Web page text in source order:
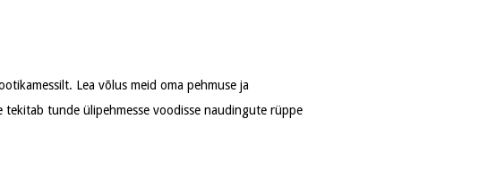
Lea võlus meid oma pehmuse ja
tekitab tunde ülipehmesse voodisse naudingute rüppe